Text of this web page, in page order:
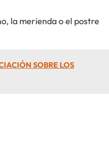
la merienda o el postre
SOBRE LOS